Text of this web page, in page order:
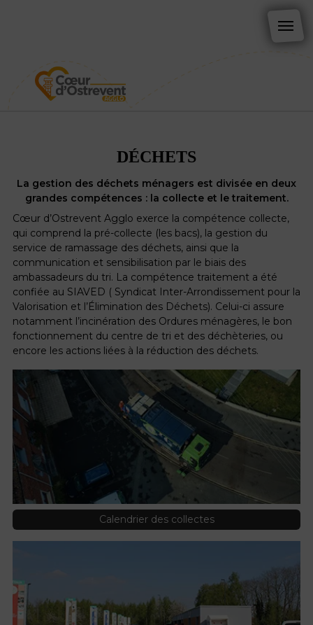
DÉCHETS
La gestion des déchets ménagers est divisée en deux
grandes compétences : la collecte et le traitement.
Cœur d’Ostrevent Agglo exerce la compétence collecte,
qui comprend la pré-collecte (les bacs), la gestion du
service de ramassage des déchets, ainsi que la
communication et sensibilisation par le biais des
ambassadeurs du tri. La compétence traitement a été
confiée au SIAVED ( Syndicat Inter-Arrondissement pour la
Valorisation et l’Élimination des Déchets). Celui-ci assure
notamment l’incinération des Ordures ménagères, le bon
fonctionnement du centre de tri et des déchèteries, ou
encore les actions liées à la réduction des déchets.
Calendrier des collectes